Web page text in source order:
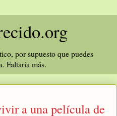
por supuesto que puedes
Faltaría más.
a una película de